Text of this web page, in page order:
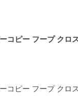
コピー フープ クロ
コピー フープ クロ